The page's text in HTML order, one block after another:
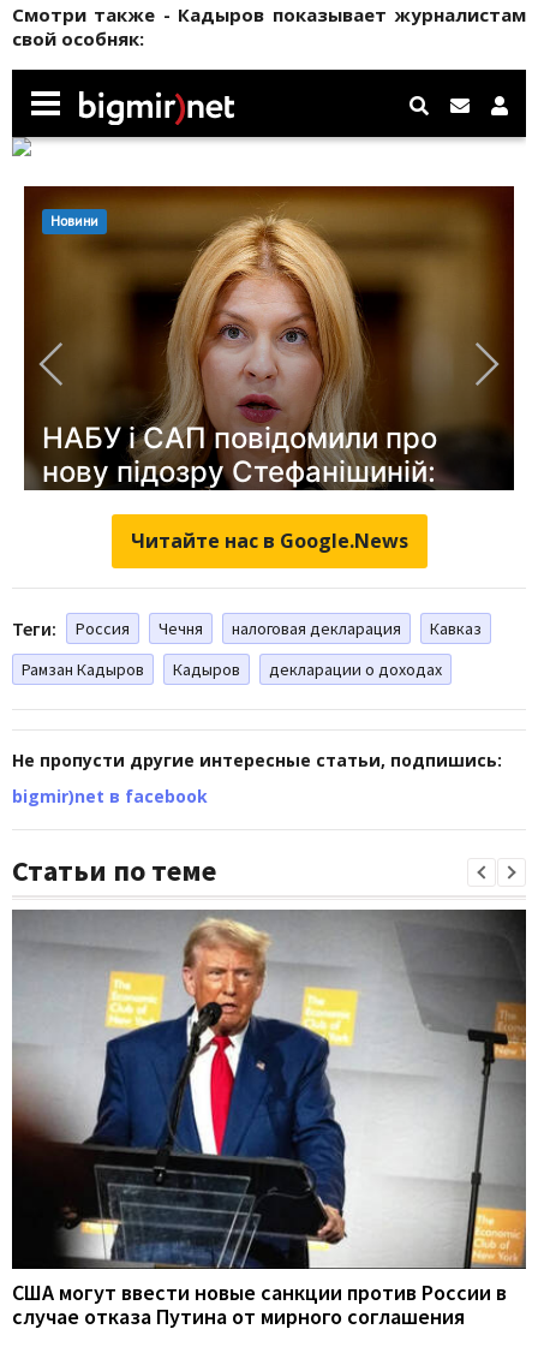
Смотри также - Кадыров показывает журналистам
свой особняк:
Читайте нас в Google.News
Теги: Россия Чечня налоговая декларация
Кавказ
Рамзан Кадыров
Кадыров декларации о доходах
Не пропусти другие интересные статьи, подпишись:
bigmir)net в facebook
Статьи по теме
США могут ввести новые санкции против России в
случае отказа Путина от мирного соглашения